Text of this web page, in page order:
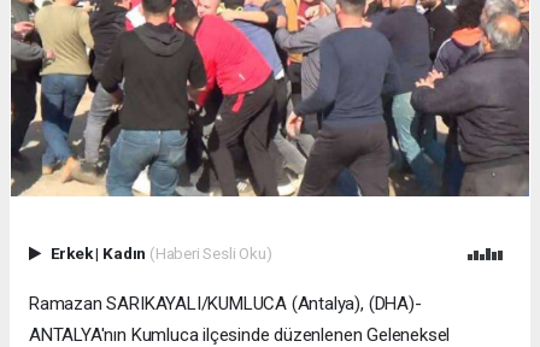
Erkek| Kadın (Haberi Sesli Oku)
Ramazan SARIKAYALI/KUMLUCA (Antalya), (DHA)-
ANTALYA'nın Kumluca ilçesinde düzenlenen Geleneksel